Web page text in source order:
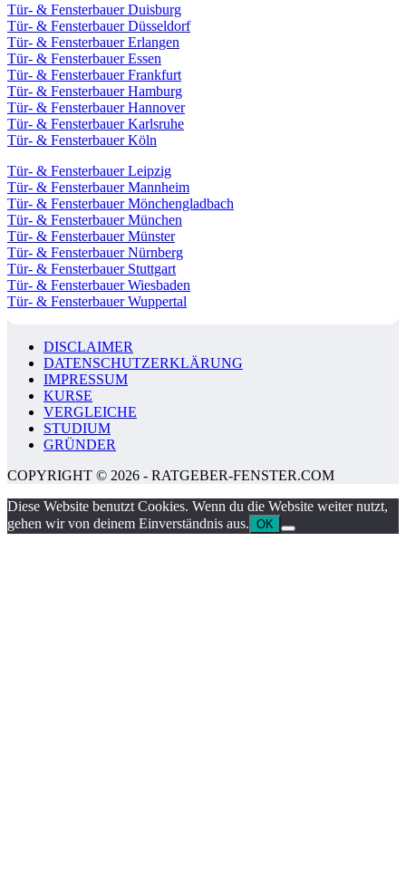
Tür- & Fensterbauer Duisburg
Tür- & Fensterbauer Düsseldorf
Tür- & Fensterbauer Erlangen
Tür- & Fensterbauer Essen
Tür- & Fensterbauer Frankfurt
Tür- & Fensterbauer Hamburg
Tür- & Fensterbauer Hannover
Tür- & Fensterbauer Karlsruhe
Tür- & Fensterbauer Köln
Tür- & Fensterbauer Leipzig
Tür- & Fensterbauer Mannheim
Tür- & Fensterbauer Mönchengladbach
Tür- & Fensterbauer München
Tür- & Fensterbauer Münster
Tür- & Fensterbauer Nürnberg
Tür- & Fensterbauer Stuttgart
Tür- & Fensterbauer Wiesbaden
Tür- & Fensterbauer Wuppertal
DISCLAIMER
DATENSCHUTZERKLÄRUNG
IMPRESSUM
KURSE
VERGLEICHE
STUDIUM
GRÜNDER
COPYRIGHT © 2026 - RATGEBER-FENSTER.COM
Diese Website benutzt Cookies. Wenn du die Website weiter nutzt,
gehen wir von deinem Einverständnis aus. OK